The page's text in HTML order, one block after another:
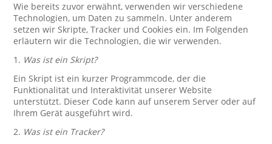
Wie bereits zuvor erwähnt, verwenden wir verschiedene
Technologien, um Daten zu sammeln. Unter anderem
setzen wir Skripte, Tracker und Cookies ein. Im Folgenden
erläutern wir die Technologien, die wir verwenden.
1. Was ist ein Skript?
Ein Skript ist ein kurzer Programmcode, der die
Funktionalität und Interaktivität unserer Website
unterstützt. Dieser Code kann auf unserem Server oder auf
Ihrem Gerät ausgeführt wird.
2. Was ist ein Tracker?